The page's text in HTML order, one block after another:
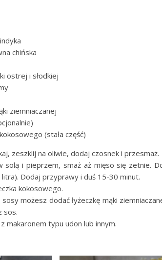
chińska
ostrej i słodkiej
ziemniaczanej
(stała część)
zeszklij na oliwie, dodaj czosnek i przesmaż.
solą i pieprzem, smaż aż mięso się zetnie.
litra). Dodaj przyprawy i duś 15-30 minut.
kokosowego.
sosy możesz dodać łyżeczkę mąki
sos.
makaronem typu udon lub innym.